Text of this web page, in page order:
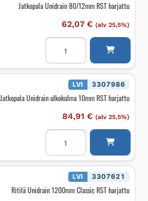
Jatkopala Unidrain 80/12mm RST harjattu
62,07 € (alv 25,5%)
Jatkopala
Unidrain
80/12mm
RST
harjattu
määrä LVI 3307986
Jatkopala Unidrain ulkokulma 10mm RST harjattu
84,91 € (alv 25,5%)
Jatkopala
Unidrain
ulkokulma
10mm
RST
harjattu
määrä
LVI 3307621
Ritilä Unidrain 1200mm Classic RST harjattu